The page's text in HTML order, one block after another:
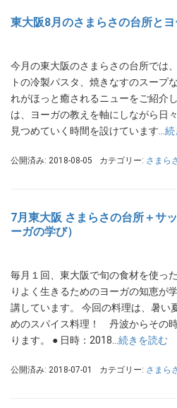
東大阪8月のさまらさの台所と
今月の東大阪のさまらさの台所では
トの冷製パスタ、焼きなすのスープ
れがほっと癒されるニューをご紹介
は、ヨーガの教えを軸にしながら日
見つめていく時間を設けています… 続
公開済み: 2018-08-05 カテゴリー: さまら
7月東大阪 さまらさの台所＋サ
ーガの学び）
毎月１回、東大阪で旬の食材を使っ
りよく生きるためのヨーガの知恵が
講しています。 今回の料理は、暑い
めのスパイス料理！ 丹波からその
ります。 ● 日時：2018… 続きを読む
公開済み: 2018-07-01 カテゴリー: さまら